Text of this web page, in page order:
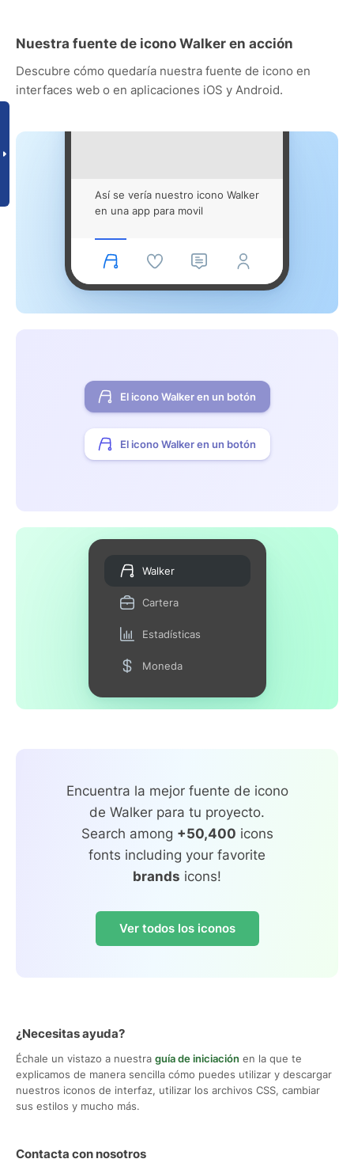
Nuestra fuente de icono Walker en acción
Descubre cómo quedaría nuestra fuente de icono en
interfaces web o en aplicaciones iOS y Android.
Así se vería nuestro icono Walker
en una app para movil
El icono Walker en un botón
El icono Walker en un botón
Walker
Cartera
Estadísticas
Moneda
Encuentra la mejor fuente de icono
de Walker para tu proyecto.
Search among +50,400 icons
fonts including your favorite
brands icons!
Ver todos los iconos
¿Necesitas ayuda?
Échale un vistazo a nuestra guía de iniciación en la que te
explicamos de manera sencilla cómo puedes utilizar y descargar
nuestros iconos de interfaz, utilizar los archivos CSS, cambiar
sus estilos y mucho más.
Contacta con nosotros